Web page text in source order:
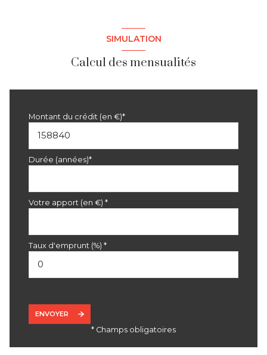
SIMULATION
Calcul des mensualités
Montant du crédit (en €)*
Durée (années)*
Votre apport (en €) *
Taux d'emprunt (%) *
ENVOYER
* Champs obligatoires